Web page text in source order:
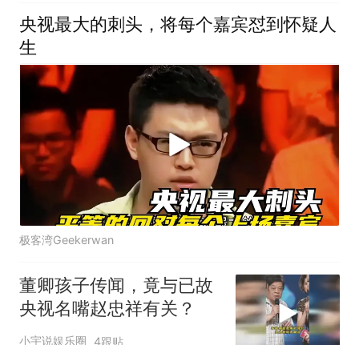
央视最大的刺头，将每个嘉宾怼到怀疑人
生
极客湾Geekerwan
董卿孩子传闻，竟与已故
央视名嘴赵忠祥有关？
小宇说娱乐圈 4跟贴